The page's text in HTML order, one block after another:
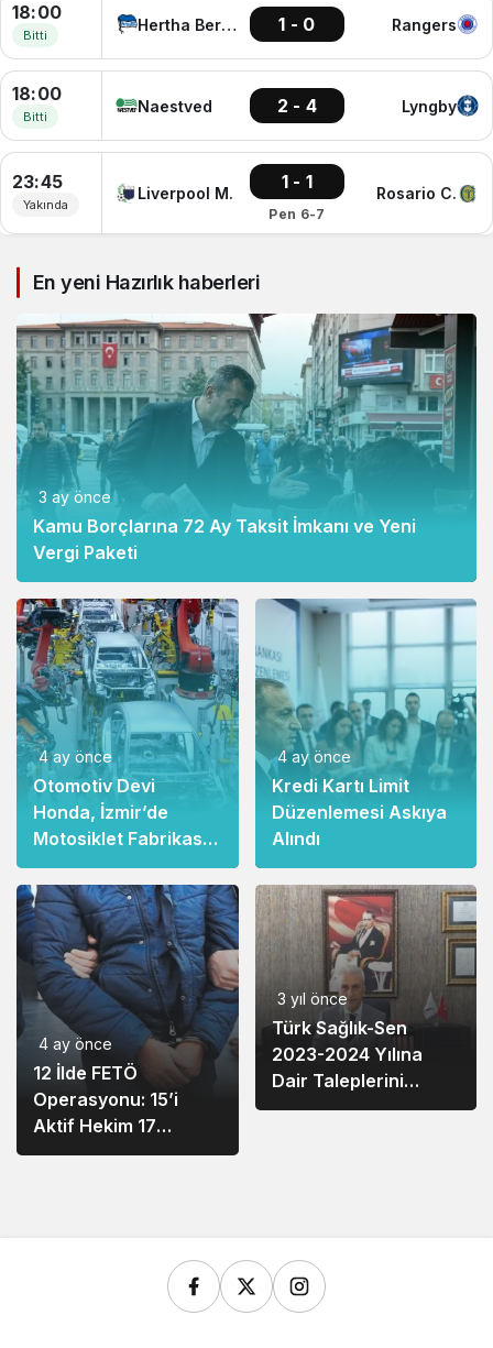
18:00
Bitti
Hertha Berlin 1 - 0 Rangers
18:00
Bitti
Naestved 2 - 4 Lyngby
23:45
Yakında
Liverpool M.
1 - 1
Pen 6-7
Rosario C.
En yeni Hazırlık haberleri
3 ay önce
Kamu Borçlarına 72 Ay Taksit İmkanı ve Yeni
Vergi Paketi
4 ay önce
Otomotiv Devi
Honda, İzmir’de
Motosiklet Fabrikası
Açıyor
4 ay önce
Kredi Kartı Limit
Düzenlemesi Askıya
Alındı
4 ay önce
12 İlde FETÖ
Operasyonu: 15’i
Aktif Hekim 17
Şüpheli Yakalandı
3 yıl önce
Türk Sağlık-Sen
2023-2024 Yılına
Dair Taleplerini
Açıkladı